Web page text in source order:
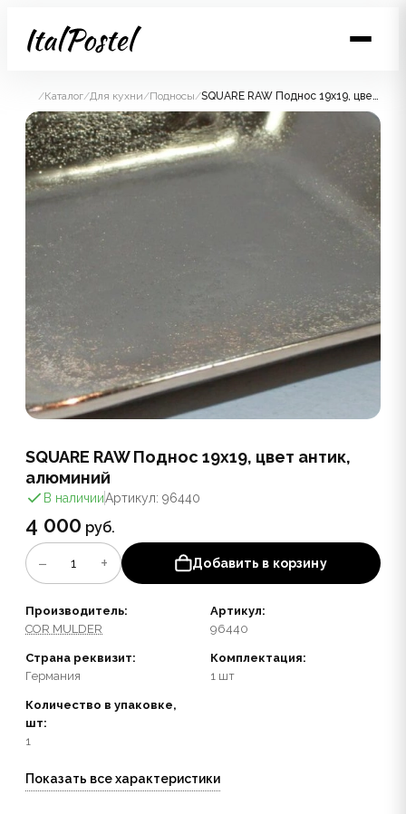
/Каталог/Для кухни/Подносы/ SQUARE RAW Поднос 19х19, цвет антик, алюминий
SQUARE RAW Поднос 19х19, цвет антик,
алюминий
В наличииАртикул: 96440
4 000 руб.
− 1 + Добавить в корзину
Производитель:
COR MULDER
Артикул:
96440
Страна реквизит:
Германия
Комплектация:
1 шт
Количество в упаковке,
шт:
1
Показать все характеристики